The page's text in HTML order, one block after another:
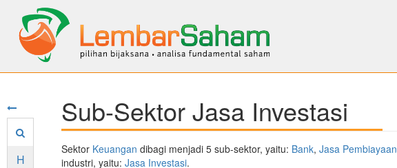
H
Sub-Sektor Jasa Investasi
Sektor Keuangan dibagi menjadi 5 sub-sektor, yaitu: Bank, Jasa Pembiayaan
industri, yaitu: Jasa Investasi.